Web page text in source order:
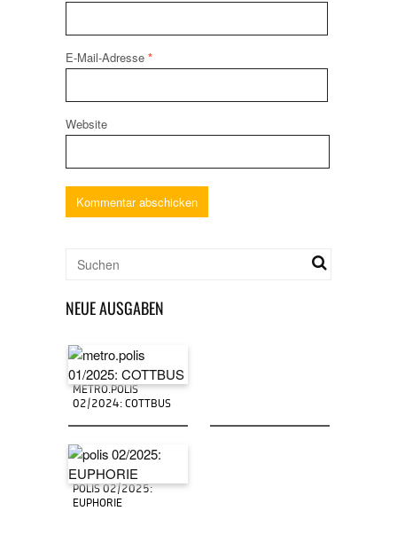
E-Mail-Adresse *
Website
NEUE AUSGABEN
METRO.POLIS
02/2024: COTTBUS
POLIS 02/2025:
EUPHORIE